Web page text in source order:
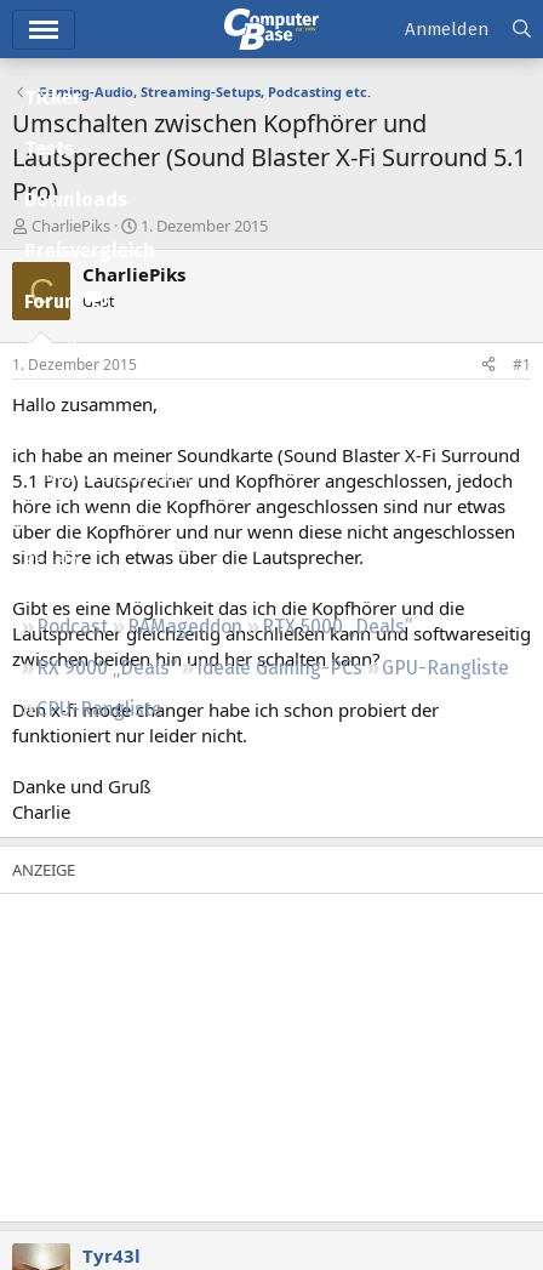
Ticker
Tests
Downloads
Preisvergleich
Forum
Aktuelles
Neueste Aktivitäten
Leserartikel
Regeln
Podcast RAMageddon
RTX 5000 „Deals“
RX 9000 „Deals“
Ideale Gaming-PCs
GPU-Rangliste
CPU-Rangliste
Anmelden
Gaming-Audio, Streaming-Setups, Podcasting etc.
Umschalten zwischen Kopfhörer und
Lautsprecher (Sound Blaster X-Fi Surround 5.1
Pro)
E
r
s
t
e
l
e
r
CharliePiks
E
r
s
t
a
m
1. Dezember 2015
C CharliePiks
Gast
1. Dezember 2015 #1
Hallo zusammen,
ich habe an meiner Soundkarte (Sound Blaster X-Fi Surround
5.1 Pro) Lautsprecher und Kopfhörer angeschlossen, jedoch
höre ich wenn die Kopfhörer angeschlossen sind nur etwas
über die Kopfhörer und nur wenn diese nicht angeschlossen
sind höre ich etwas über die Lautsprecher.
Gibt es eine Möglichkeit das ich die Kopfhörer und die
Lautsprecher gleichzeitig anschließen kann und softwareseitig
zwischen beiden hin und her schalten kann?
Den x-fi mode changer habe ich schon probiert der
funktioniert nur leider nicht.
Danke und Gruß
Charlie
Tyr43l